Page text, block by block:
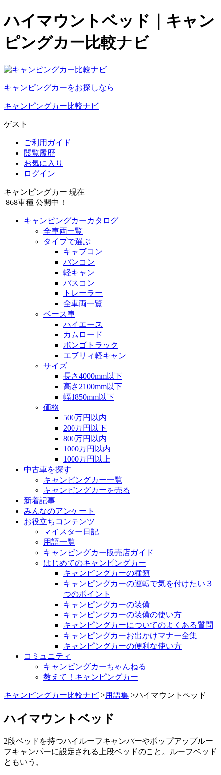
ハイマウントベッド｜キャン
ピングカー比較ナビ
キャンピングカーをお探しなら
キャンピングカー比較ナビ
ゲスト
ご利用ガイド
閲覧履歴
お気に入り
ログイン
キャンピングカー 現在
868車種 公開中！
キャンピングカーカタログ
全車両一覧
タイプで選ぶ
キャブコン
バンコン
軽キャン
バスコン
トレーラー
全車両一覧
ベース車
ハイエース
カムロード
ボンゴトラック
エブリィ軽キャン
サイズ
長さ4000mm以下
高さ2100mm以下
幅1850mm以下
価格
500万円以内
200万円以下
800万円以内
1000万円以内
1000万円以上
中古車を探す
キャンピングカー一覧
キャンピングカーを売る
新着記事
みんなのアンケート
お役立ちコンテンツ
マイスター日記
用語一覧
キャンピングカー販売店ガイド
はじめてのキャンピングカー
キャンピングカーの種類
キャンピングカーの運転で気を付けたい３
つのポイント
キャンピングカーの装備
キャンピングカーの装備の使い方
キャンピングカーについてのよくある質問
キャンピングカーお出かけマナー全集
キャンピングカーの便利な使い方
コミュニティ
キャンピングカーちゃんねる
教えて！キャンピングカー
キャンピングカー比較ナビ >用語集 >ハイマウントベッド
ハイマウントベッド
2段ベッドを持つハイルーフキャンパーやポップアップルー
フキャンパーに設定される上段ベッドのこと。ルーフベッド
ともいう。